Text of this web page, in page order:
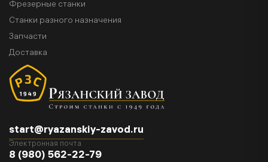
start@ryazanskiy-zavod.ru
Электронная почта
8 (980) 562-22-79
Фрезерные станки
Станки разного назначения
Запчасти
Доставка